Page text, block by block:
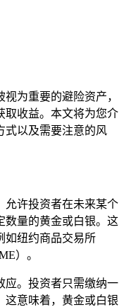
为重要的避险资产，
取收益。本文将为您介
式以及需要注意的风
允许投资者在未来某个
数量的黄金或白银。这
如纽约商品交易所
）。
应。投资者只需缴纳一
这意味着，黄金或白银